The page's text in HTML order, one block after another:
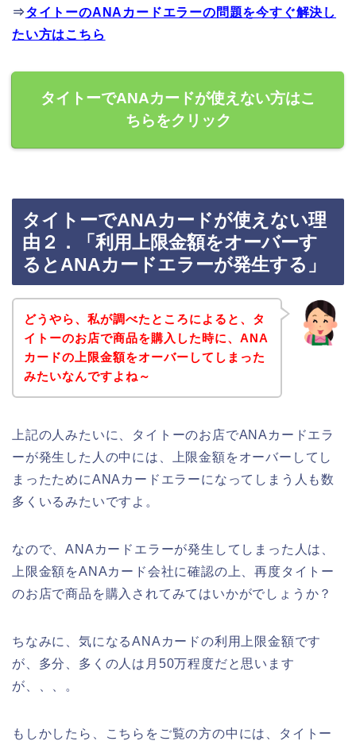
⇒タイトーのANAカードエラーの問題を今すぐ解決し
たい方はこちら
タイトーでANAカードが使えない方はこ
ちらをクリック
タイトーでANAカードが使えない理
由２．「利用上限金額をオーバーす
るとANAカードエラーが発生する」
どうやら、私が調べたところによると、タ
イトーのお店で商品を購入した時に、ANA
カードの上限金額をオーバーしてしまった
みたいなんですよね～
上記の人みたいに、タイトーのお店でANAカードエラ
ーが発生した人の中には、上限金額をオーバーしてし
まったためにANAカードエラーになってしまう人も数
多くいるみたいですよ。
なので、ANAカードエラーが発生してしまった人は、
上限金額をANAカード会社に確認の上、再度タイトー
のお店で商品を購入されてみてはいかがでしょうか？
ちなみに、気になるANAカードの利用上限金額です
が、多分、多くの人は月50万程度だと思います
が、、、。
もしかしたら、こちらをご覧の方の中には、タイトー